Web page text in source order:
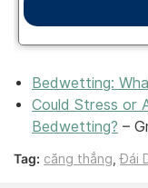
Bedwetting:
Could Stress or
Bedwetting? –
Tag: căng thẳng,Đái